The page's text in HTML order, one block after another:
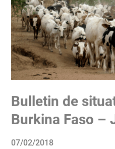
Bulletin de
Burkina Faso –
07/02/2018